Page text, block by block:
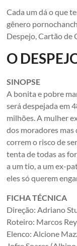
em
um
conjunto
edificações
anos
1920.
São
Paulo,
Brazil
Cada um dá o que
gênero
Despejo, Cartão de
O
SINOPSE
A bonita e pobre
será despejada em
milhões. A mulher
dos moradores
correm o risco de
tenta de todas as
a um tio, a um ex-
eles só querem
FICHA TÉCNICA
Direção: Adriano
Roteiro: Marcos
Elenco: Alcione